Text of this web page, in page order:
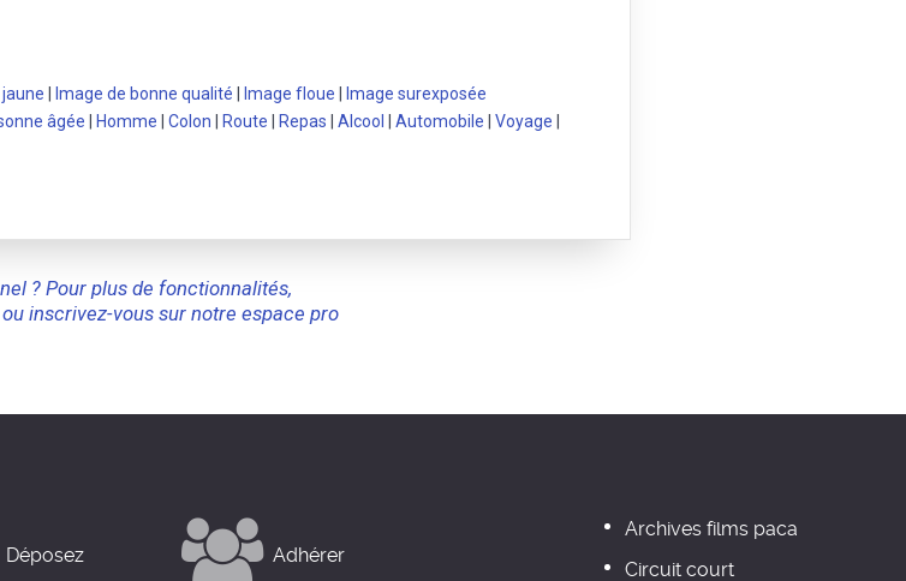
Image de bonne qualité Image floue
Image surexposée
âgée Homme Colon Route Repas Alcool Automobile Voyage
? Pour plus de fonctionnalités,
inscrivez-vous sur notre espace pro
Déposez Adhérer
Archives films paca
Circuit court